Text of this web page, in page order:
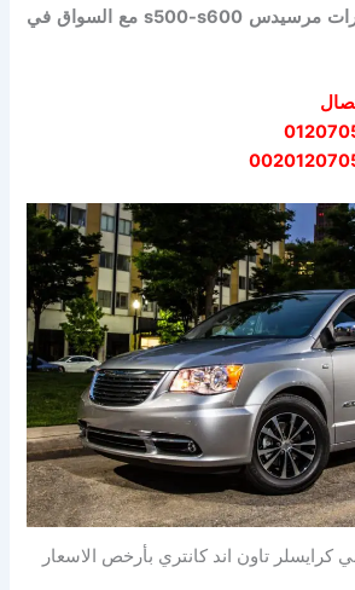
وسيارات زفاف وسيارات مرسيدس s500-s600 مع السواق في
كرايسلر تاون اند كانتري بأرخص الاسعار